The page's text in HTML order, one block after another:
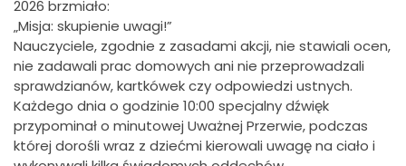
2026 brzmiało:
„Misja: skupienie uwagi!”
Nauczyciele, zgodnie z zasadami akcji, nie stawiali ocen,
nie zadawali prac domowych ani nie przeprowadzali
sprawdzianów, kartkówek czy odpowiedzi ustnych.
Każdego dnia o godzinie 10:00 specjalny dźwięk
przypominał o minutowej Uważnej Przerwie, podczas
której dorośli wraz z dziećmi kierowali uwagę na ciało i